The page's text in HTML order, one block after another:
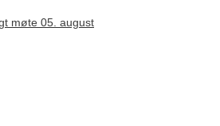
møte 05. august